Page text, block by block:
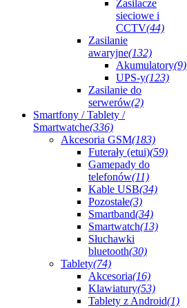
Zasilacze
sieciowe i
CCTV(44)
Zasilanie
awaryjne(132)
Akumulatory(9)
UPS-y(123)
Zasilanie do
serwerów(2)
Smartfony / Tablety /
Smartwatche(336)
Akcesoria GSM(183)
Futerały (etui)(59)
Gamepady do
telefonów(11)
Kable USB(34)
Pozostałe(3)
Smartband(34)
Smartwatch(13)
Słuchawki
bluetooth(30)
Tablety(74)
Akcesoria(16)
Klawiatury(53)
Tablety z Android(1)